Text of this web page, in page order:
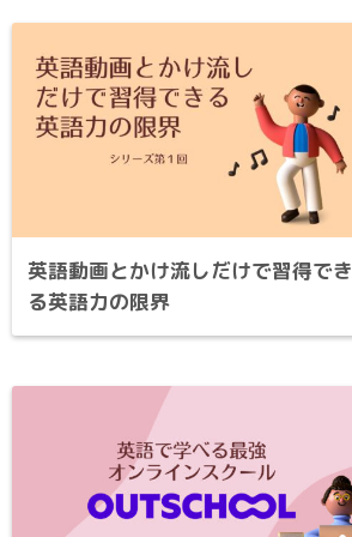
英語動画とかけ流しだけで習得でき
る英語力の限界